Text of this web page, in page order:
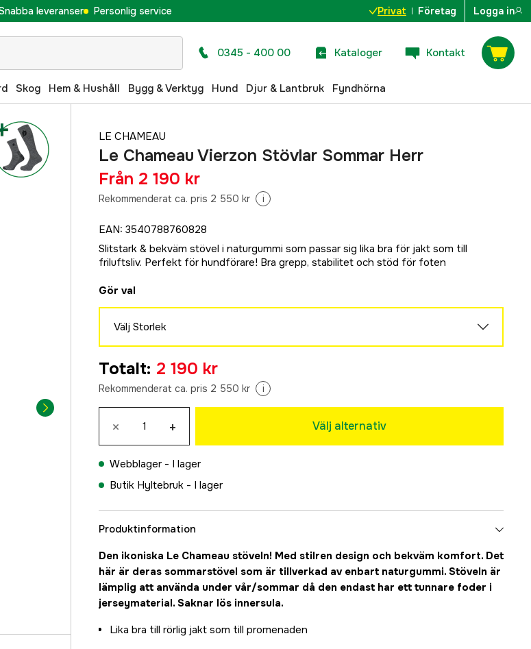
leveranser Personlig service Privat Företag Logga in
0345 - 400 00 Kataloger Kontakt
Skog Hem & Hushåll Bygg & Verktyg Hund Djur & Lantbruk Fyndhörna
LE CHAMEAU
Le Chameau Vierzon Stövlar Sommar Herr
Från 2 190 kr
Rekommenderat ca. pris 2 550 kr i
EAN: 3540788760828
Slitstark & bekväm stövel i naturgummi som passar sig lika bra för jakt som till
friluftsliv. Perfekt för hundförare! Bra grepp, stabilitet och stöd för foten
Gör val
Välj Storlek
2 190 kr
40
2 190 kr
41
2 190 kr
42
2 190 kr
43
2 190 kr
44
2 190 kr
45
2 190 kr
46
Totalt: 2 190 kr
Rekommenderat ca. pris 2 550 kr i
× + Välj alternativ
Webblager - I lager
Butik Hyltebruk - I lager
Produktinformation
Den ikoniska Le Chameau stöveln! Med stilren design och bekväm komfort. Det
här är deras sommarstövel som är tillverkad av enbart naturgummi. Stöveln är
lämplig att använda under vår/sommar då den endast har ett tunnare foder i
jerseymaterial. Saknar lös innersula.
Lika bra till rörlig jakt som till promenaden